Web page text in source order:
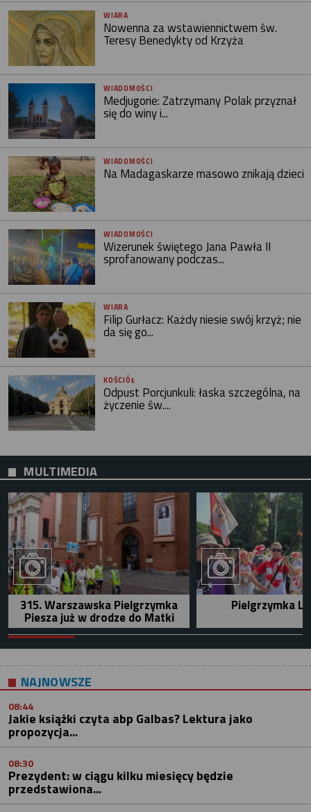
WIARA
Nowenna za wstawiennictwem św.
Teresy Benedykty od Krzyża
WIADOMOŚCI
Medjugorie: Zatrzymany Polak przyznał
się do winy i...
WIADOMOŚCI
Na Madagaskarze masowo znikają dzieci
WIADOMOŚCI
Wizerunek świętego Jana Pawła II
sprofanowany podczas...
WIARA
Filip Gurłacz: Każdy niesie swój krzyż; nie
da się go...
KOŚCIÓŁ
Odpust Porcjunkuli: łaska szczególna, na
życzenie św....
MULTIMEDIA
315. Warszawska Pielgrzymka
Piesza już w drodze do Matki
Pielgrzymka
NAJNOWSZE
08:44
Jakie książki czyta abp Galbas? Lektura jako
propozycja...
08:30
Prezydent: w ciągu kilku miesięcy będzie
przedstawiona...